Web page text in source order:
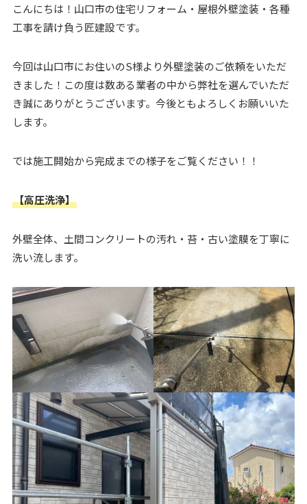
こんにちは！山口市の住宅リフォーム・屋根外壁塗装・各種
工事を請け負う匠建設です。
今回は山口市にお住いのS様より外壁塗装のご依頼をいただ
きました！この度は数ある業者の中から弊社を選んでいただ
き誠にありがとうございます。今後ともよろしくお願いいた
します。
では施工開始から完成までの様子をご覧ください！！
【高圧洗浄】
外壁全体、土間コンクリートの汚れ・苔・古い塗膜を丁寧に
洗い流します。